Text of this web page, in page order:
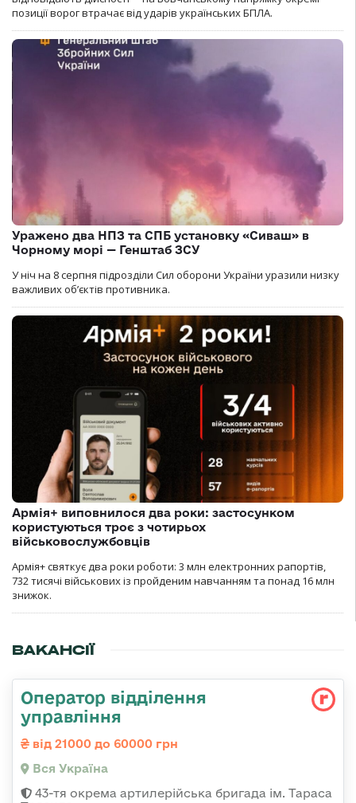
позиції ворог втрачає від ударів українських БПЛА.
Уражено два НПЗ та СПБ установку «Сиваш» в
Чорному морі — Генштаб ЗСУ
У ніч на 8 серпня підрозділи Сил оборони України уразили низку
важливих об’єктів противника.
Армія+ виповнилося два роки: застосунком
користуються троє з чотирьох
військовослужбовців
Армія+ святкує два роки роботи: 3 млн електронних рапортів,
732 тисячі військових із пройденим навчанням та понад 16 млн
знижок.
ВАКАНСІЇ
Оператор відділення
управління
від 21000 до 60000 грн
Вся Україна
43-тя окрема артилерійська бригада ім. Тараса